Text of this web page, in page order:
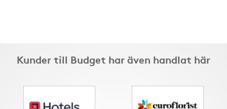
Kunder till Budget har även handlat här